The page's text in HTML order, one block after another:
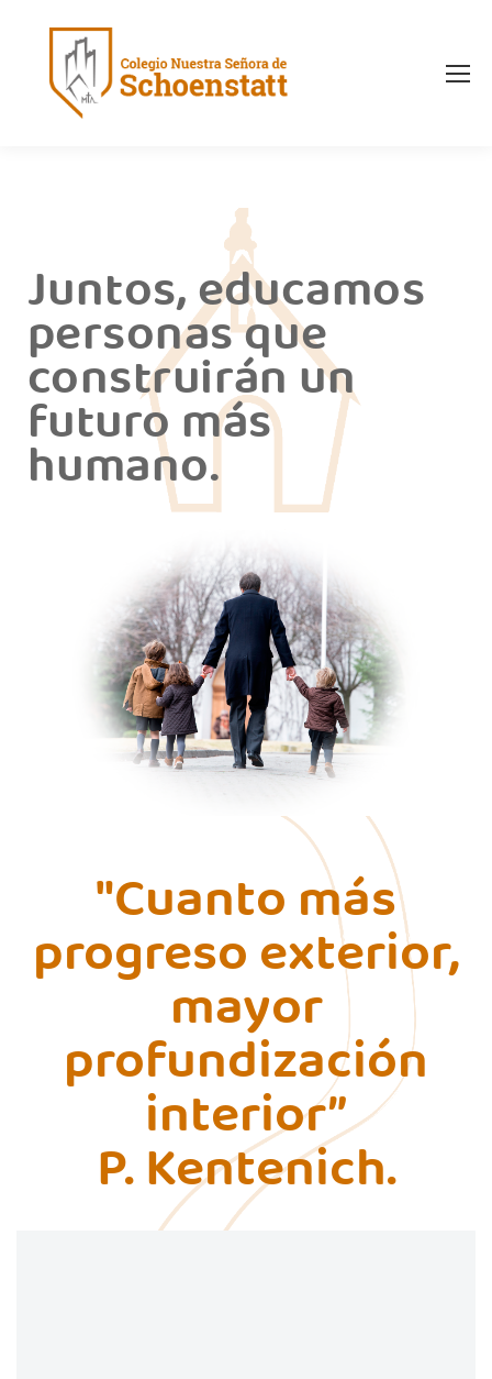
Juntos, educamos
personas que
construirán un
futuro más
humano.
"Cuanto más
progreso exterior,
mayor
profundización
interior”
P. Kentenich.